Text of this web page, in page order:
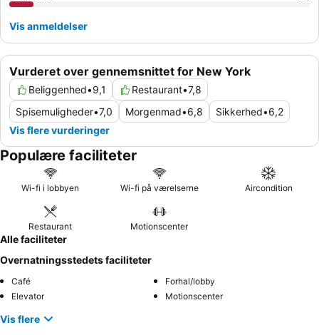
Vurderet over gennemsnittet for New York
Beliggenhed•9,1 Restaurant•7,8
Spisemuligheder•7,0 Morgenmad•6,8 Sikkerhed•6,2
Vis flere vurderinger
Vis anmeldelser
Populære faciliteter
Wi-fi i lobbyen Wi-fi på værelserne Aircondition
Restaurant Motionscenter
Alle faciliteter
Overnatningsstedets faciliteter
Café
Forhal/lobby
Elevator
Motionscenter
Vis flere